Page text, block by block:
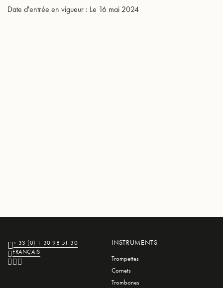
Date d'entrée en vigueur : Le 16 mai 2024
INSTRUMENTS
Trompettes
Cornets
Trombones
+ 33 (0) 1 30 98 51 30
FRANÇAIS